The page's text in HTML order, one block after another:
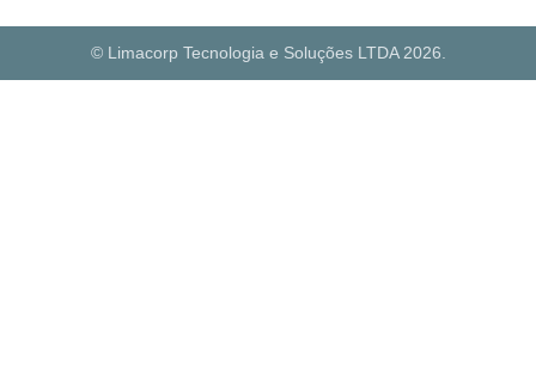
© Limacorp Tecnologia e Soluções LTDA 2026.